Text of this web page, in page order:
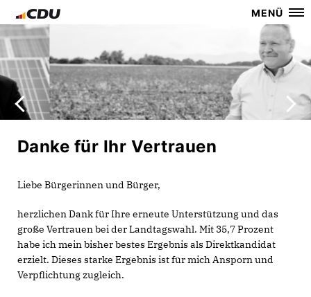
MENÜ
Danke für Ihr Vertrauen
Liebe Bürgerinnen und Bürger,
herzlichen Dank für Ihre erneute Unterstützung und das
große Vertrauen bei der Landtagswahl. Mit 35,7 Prozent
habe ich mein bisher bestes Ergebnis als Direktkandidat
erzielt. Dieses starke Ergebnis ist für mich Ansporn und
Verpflichtung zugleich.